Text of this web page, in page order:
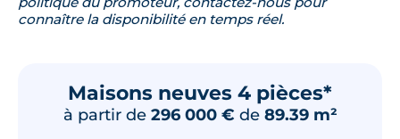
connaître la disponibilité en temps réel.
Maisons neuves 4 pièces*
à partir de 296 000 € de 89.39 m²